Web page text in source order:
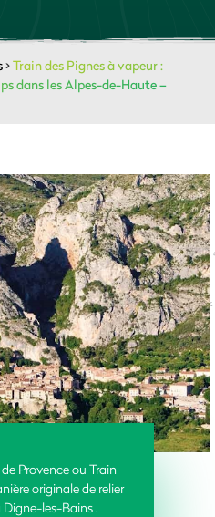
>Train des Pignes à vapeur :
dans les Alpes-de-Haute –
Provence ou Train
originale de relier
Digne-les-Bains .